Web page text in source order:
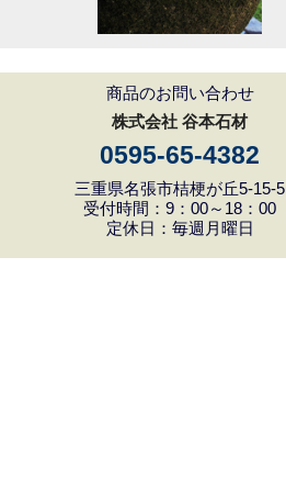
商品のお問い合わせ
株式会社 谷本石材
0595-65-4382
三重県名張市桔梗が丘5-15-5
受付時間：9：00～18：00
定休日：毎週月曜日